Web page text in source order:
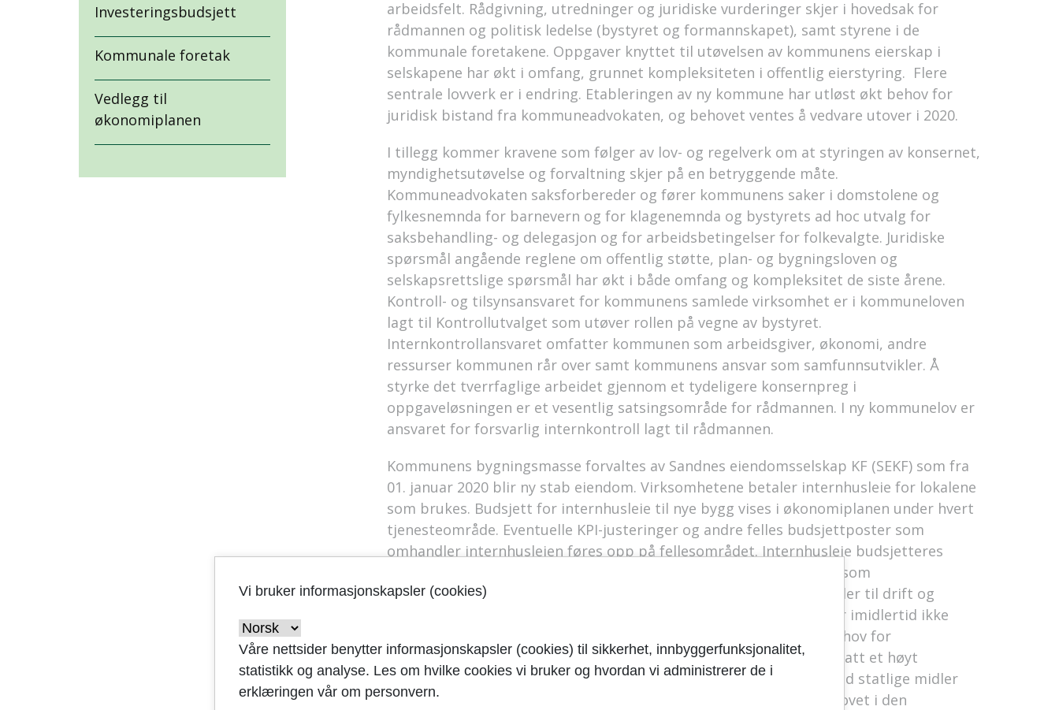
Investeringsbudsjett
Kommunale foretak
Vedlegg til
økonomiplanen
arbeidsfelt. Rådgivning, utredninger og juridiske vurderinger skjer i hovedsak for
rådmannen og politisk ledelse (bystyret og formannskapet), samt styrene i de
kommunale foretakene. Oppgaver knyttet til utøvelsen av kommunens eierskap i
selskapene har økt i omfang, grunnet kompleksiteten i offentlig eierstyring. Flere
sentrale lovverk er i endring. Etableringen av ny kommune har utløst økt behov for
juridisk bistand fra kommuneadvokaten, og behovet ventes å vedvare utover i 2020.
I tillegg kommer kravene som følger av lov- og regelverk om at styringen av konsernet,
myndighetsutøvelse og forvaltning skjer på en betryggende måte.
Kommuneadvokaten saksforbereder og fører kommunens saker i domstolene og
fylkesnemnda for barnevern og for klagenemnda og bystyrets ad hoc utvalg for
saksbehandling- og delegasjon og for arbeidsbetingelser for folkevalgte. Juridiske
spørsmål angående reglene om offentlig støtte, plan- og bygningsloven og
selskapsrettslige spørsmål har økt i både omfang og kompleksitet de siste årene.
Kontroll- og tilsynsansvaret for kommunens samlede virksomhet er i kommuneloven
lagt til Kontrollutvalget som utøver rollen på vegne av bystyret.
Internkontrollansvaret omfatter kommunen som arbeidsgiver, økonomi, andre
ressurser kommunen rår over samt kommunens ansvar som samfunnsutvikler. Å
styrke det tverrfaglige arbeidet gjennom et tydeligere konsernpreg i
oppgaveløsningen er et vesentlig satsingsområde for rådmannen. I ny kommunelov er
ansvaret for forsvarlig internkontroll lagt til rådmannen.
Kommunens bygningsmasse forvaltes av Sandnes eiendomsselskap KF (SEKF) som fra
01. januar 2020 blir ny stab eiendom. Virksomhetene betaler internhusleie for lokalene
som brukes. Budsjett for internhusleie til nye bygg vises i økonomiplanen under hvert
tjenesteområde. Eventuelle KPI-justeringer og andre felles budsjettposter som
omhandler internhusleien føres opp på fellesområdet. Internhusleie budsjetteres
samlet på fellesområdet og fordeles til virksomhetene etter hvert som
internhusleiene faktureres fra eiendom. I internhusleien ligger midler til drift og
vedlikehold av byggene. Beløpet som kan avsettes til vedlikehold er imidlertid ikke
stort nok til å dekke behovet. Som følge av befolkningsvekst og behov for
oppgradering av flere bygg har Sandnes kommune de siste årene hatt et høyt
investeringsnivå innen rehabilitering og nybygg. Dette sammen med statlige midler
“Tiltak for arbeid” i 2016 og 2017 har resultert i at vedlikeholdsbehovet i den
Vi bruker informasjonskapsler (cookies)
Våre nettsider benytter informasjonskapsler (cookies) til sikkerhet, innbyggerfunksjonalitet,
statistikk og analyse. Les om hvilke cookies vi bruker og hvordan vi administrerer de i
erklæringen vår om personvern.